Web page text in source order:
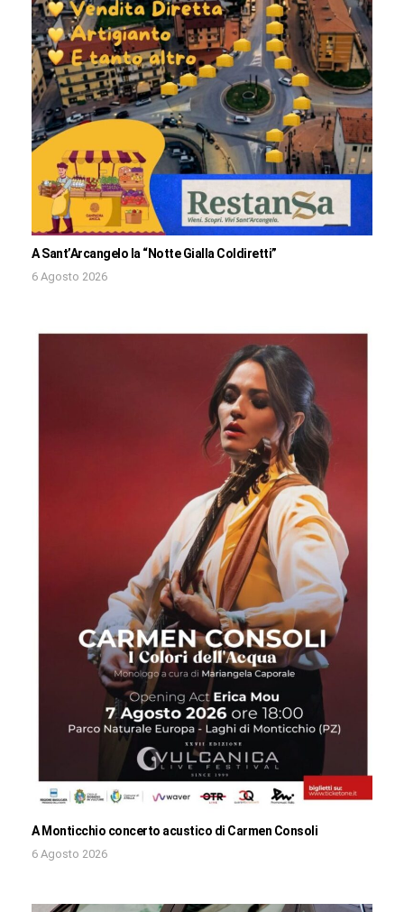
A Sant’Arcangelo la “Notte Gialla Coldiretti”
6 Agosto 2026
A Monticchio concerto acustico di Carmen Consoli
6 Agosto 2026